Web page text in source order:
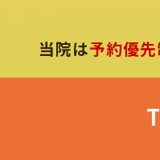
当院は予約優先